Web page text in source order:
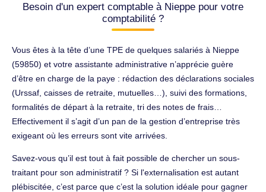
Besoin d'un expert comptable à Nieppe pour votre
comptabilité ?
Vous êtes à la tête d’une TPE de quelques salariés à Nieppe
(59850) et votre assistante administrative n’apprécie guère
d’être en charge de la paye : rédaction des déclarations sociales
(Urssaf, caisses de retraite, mutuelles…), suivi des formations,
formalités de départ à la retraite, tri des notes de frais…
Effectivement il s’agit d’un pan de la gestion d’entreprise très
exigeant où les erreurs sont vite arrivées.
Savez-vous qu’il est tout à fait possible de chercher un sous-
traitant pour son administratif ? Si l'externalisation est autant
plébiscitée, c’est parce que c’est la solution idéale pour gagner